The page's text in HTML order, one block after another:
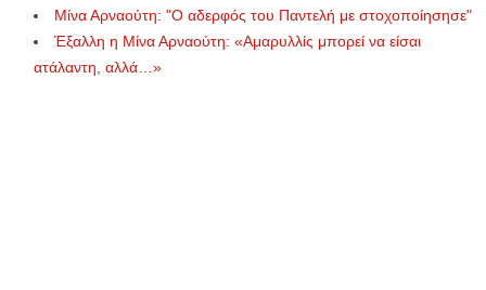
Μίνα Αρναούτη: "Ο αδερφός του Παντελή με στοχοποίησησε"
Έξαλλη η Μίνα Αρναούτη: «Αμαρυλλίς μπορεί να είσαι
ατάλαντη, αλλά…»